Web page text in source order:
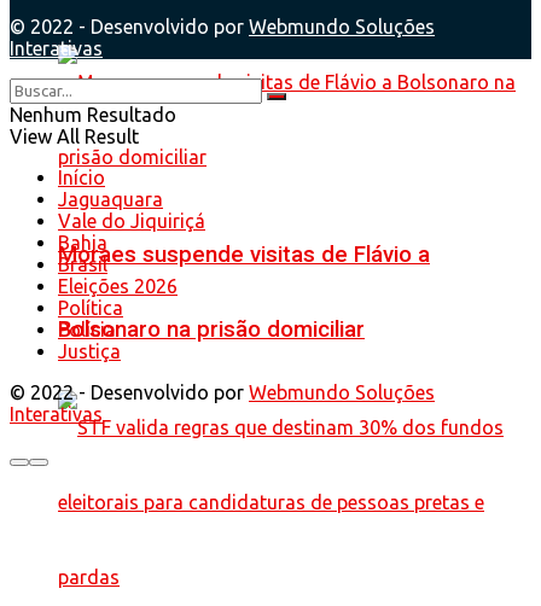
Moraes suspende visitas de Flávio a
Bolsonaro na prisão domiciliar
© 2022 - Desenvolvido por Webmundo Soluções
Interativas
Nenhum Resultado
View All Result
Início
Jaguaquara
Vale do Jiquiriçá
Bahia
Brasil
Eleições 2026
Política
Polícia
Justiça
© 2022 - Desenvolvido por Webmundo Soluções
Interativas